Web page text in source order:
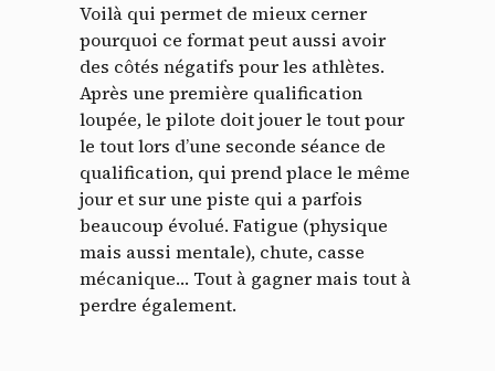
Voilà qui permet de mieux cerner
pourquoi ce format peut aussi avoir
des côtés négatifs pour les athlètes.
Après une première qualification
loupée, le pilote doit jouer le tout pour
le tout lors d’une seconde séance de
qualification, qui prend place le même
jour et sur une piste qui a parfois
beaucoup évolué. Fatigue (physique
mais aussi mentale), chute, casse
mécanique… Tout à gagner mais tout à
perdre également.